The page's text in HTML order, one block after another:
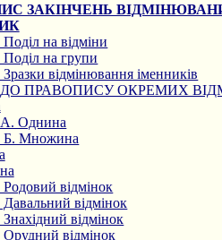
ЗАКІНЧЕНЬ
Поділ на відміни
Поділ на групи
Зразки відмінювання іменників
ПРАВОПИСУ ОКРЕМИХ
А. Однина
Б. Множина
Родовий відмінок
Давальний відмінок
Знахідний відмінок
Орудний відмінок